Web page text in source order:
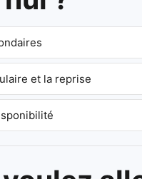
et la reprise